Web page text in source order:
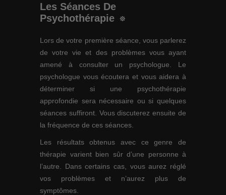
Les Séances De
Psychothérapie
Lors de votre première séance, vous parlerez
de votre vie et des problèmes vous ayant
amené à consulter un psychologue. Le
psychologue vous écoutera et vous aidera à
déterminer si une psychothérapie
approfondie sera nécessaire ou si quelques
séances suffiront. Vous discuterez ensuite de
la fréquence de ces séances.
Les résultats obtenus avec ce genre de
thérapie varient bien sûr d’une personne à
l’autre. Dans certains cas, vous aurez réglé
vos problèmes et n’aurez plus de
symptômes.